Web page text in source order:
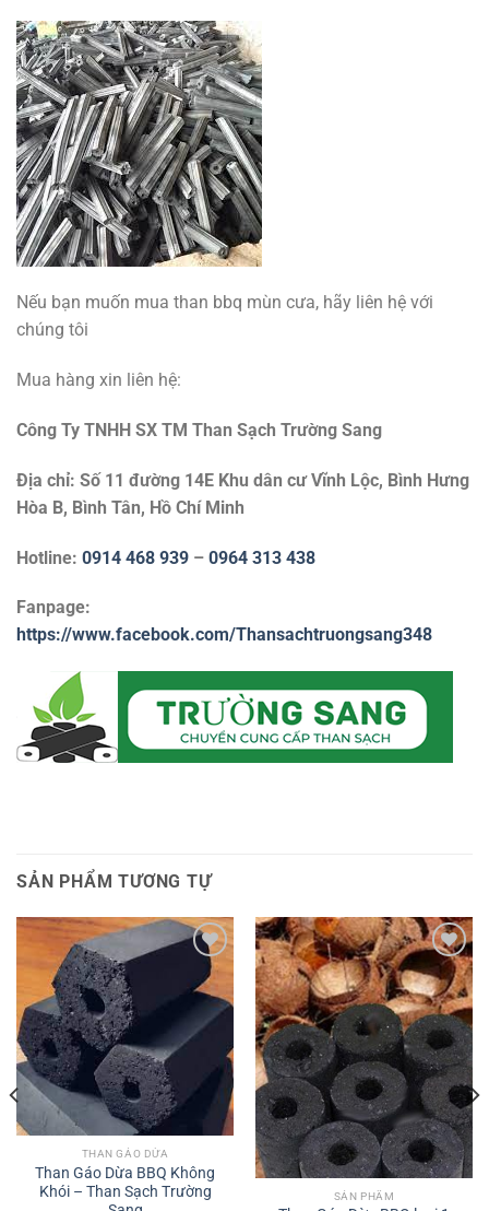
Nếu bạn muốn mua than bbq mùn cưa, hãy liên hệ với
chúng tôi
Mua hàng xin liên hệ:
Công Ty TNHH SX TM Than Sạch Trường Sang
Địa chỉ: Số 11 đường 14E Khu dân cư Vĩnh Lộc, Bình Hưng
Hòa B, Bình Tân, Hồ Chí Minh
Hotline: 0914 468 939 – 0964 313 438
Fanpage:
https://www.facebook.com/Thansachtruongsang348
SẢN PHẨM TƯƠNG TỰ
Add to
wishlist
THAN GÁO DỪA
Than Gáo Dừa BBQ Không
Khói – Than Sạch Trường
Add to
wishlist
SẢN PHẨM